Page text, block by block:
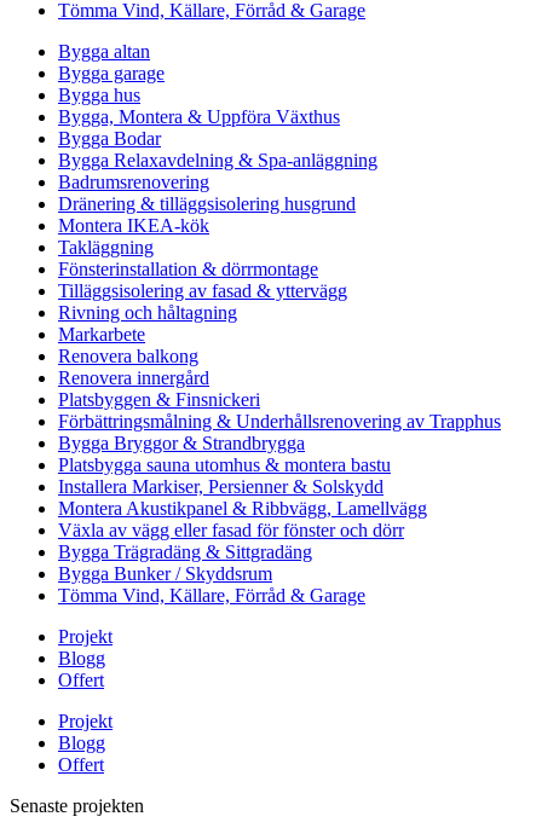
Tömma Vind, Källare, Förråd & Garage
Bygga altan
Bygga garage
Bygga hus
Bygga, Montera & Uppföra Växthus
Bygga Bodar
Bygga Relaxavdelning & Spa-anläggning
Badrumsrenovering
Dränering & tilläggsisolering husgrund
Montera IKEA-kök
Takläggning
Fönsterinstallation & dörrmontage
Tilläggsisolering av fasad & yttervägg
Rivning och håltagning
Markarbete
Renovera balkong
Renovera innergård
Platsbyggen & Finsnickeri
Förbättringsmålning & Underhållsrenovering av Trapphus
Bygga Bryggor & Strandbrygga
Platsbygga sauna utomhus & montera bastu
Installera Markiser, Persienner & Solskydd
Montera Akustikpanel & Ribbvägg, Lamellvägg
Växla av vägg eller fasad för fönster och dörr
Bygga Trägradäng & Sittgradäng
Bygga Bunker / Skyddsrum
Tömma Vind, Källare, Förråd & Garage
Projekt
Blogg
Offert
Projekt
Blogg
Offert
Senaste projekten